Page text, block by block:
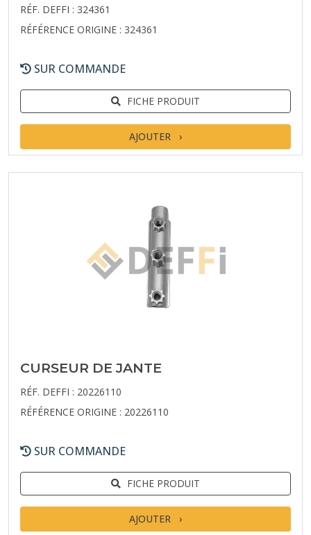
RÉF. DEFFI : 324361
RÉFÉRENCE ORIGINE : 324361
SUR COMMANDE
FICHE PRODUIT
AJOUTER
CURSEUR DE JANTE
RÉF. DEFFI : 20226110
RÉFÉRENCE ORIGINE : 20226110
SUR COMMANDE
FICHE PRODUIT
AJOUTER